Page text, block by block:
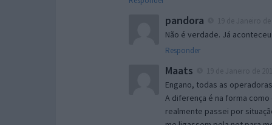
pandora
Não é verdade. Já
Responder
Maats
Engano, todas as
A diferença é na forma
realmente passei por